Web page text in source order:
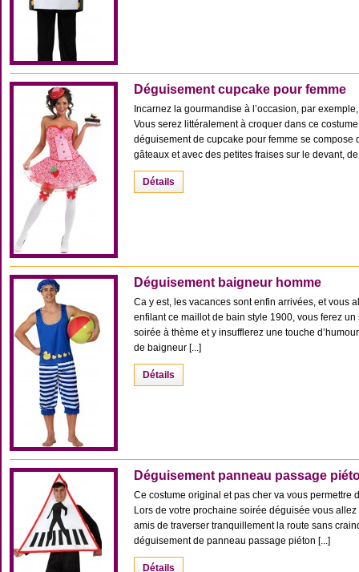
Déguisement cupcake pour femme
Incarnez la gourmandise à l’occasion, par
Vous serez littéralement à croquer dans ce
déguisement de cupcake pour femme se
gâteaux et avec des petites fraises sur le devant, de
Détails
Déguisement baigneur homme
Ca y est, les vacances sont enfin arrivées, et vous
enfilant ce maillot de bain style 1900, vous ferez
soirée à thème et y insufflerez une touche
de baigneur [...]
Détails
Déguisement panneau passage
Ce costume original et pas cher va vous permettre
Lors de votre prochaine soirée déguisée vous
amis de traverser tranquillement la route sans
déguisement de panneau passage piéton [...]
Détails